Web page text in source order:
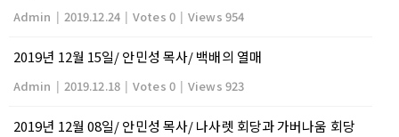
Admin | 2019.12.24 | Votes 0 | Views 954
2019년 12월 15일/ 안민성 목사/ 백배의 열매
Admin | 2019.12.18 | Votes 0 | Views 923
2019년 12월 08일/ 안민성 목사/ 나사렛 회당과 가버나움 회당